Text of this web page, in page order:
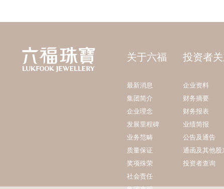
关于六福
最新消息
集团简介
企业理念
发展里程碑
业务范畴
质量保证
奖项殊荣
社会责任
投资者
企业资料
财务摘要
财务报表
业绩简报
公告及通告
通函及其他股
投资者查询